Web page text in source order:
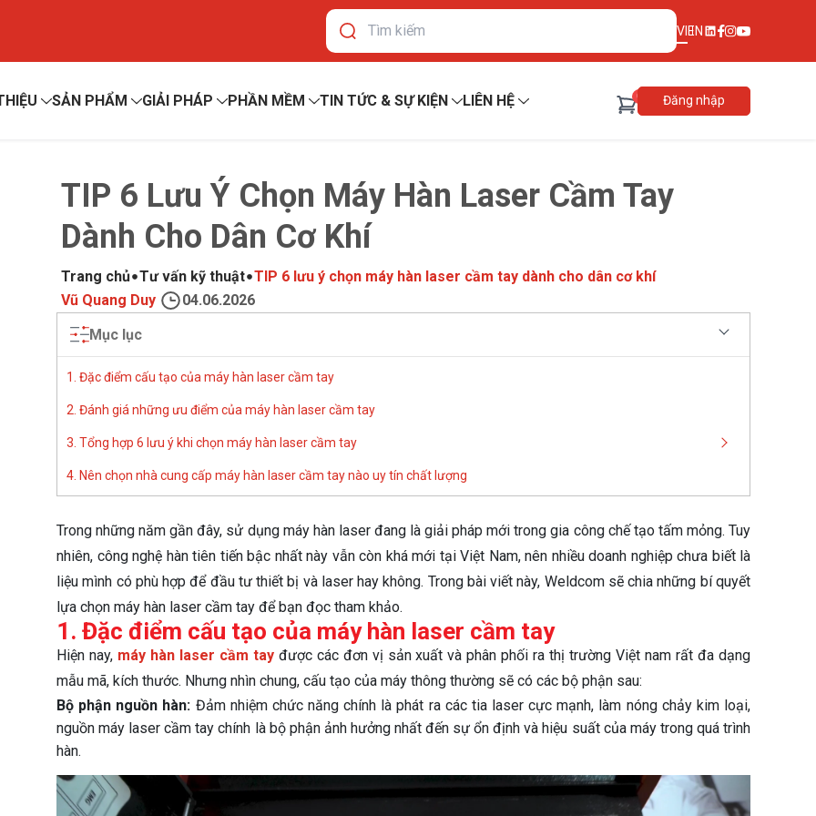
VIEN
SẢN PHẨM GIẢI PHÁP PHẦN MỀM TIN TỨC & SỰ KIỆN LIÊN HỆ 0 Đăng nhập
TIP 6 Lưu Ý Chọn Máy Hàn Laser Cầm Tay
Dành Cho Dân Cơ Khí
Trang chủ Tư vấn kỹ thuật TIP 6 lưu ý chọn máy hàn laser cầm tay dành cho dân cơ khí
Vũ Quang Duy
04.06.2026
Mục lục
1. Đặc điểm cấu tạo của máy hàn laser cầm tay
2. Đánh giá những ưu điểm của máy hàn laser cầm tay
3. Tổng hợp 6 lưu ý khi chọn máy hàn laser cầm tay
4. Nên chọn nhà cung cấp máy hàn laser cầm tay nào uy tín chất lượng
Trong những năm gần đây, sử dụng máy hàn laser đang là giải pháp mới trong gia công chế tạo tấm mỏng. Tuy
nhiên, công nghệ hàn tiên tiến bậc nhất này vẫn còn khá mới tại Việt Nam, nên nhiều doanh nghiệp chưa biết là
liệu mình có phù hợp để đầu tư thiết bị và laser hay không. Trong bài viết này, Weldcom sẽ chia những bí quyết
lựa chọn máy hàn laser cầm tay để bạn đọc tham khảo.
1. Đặc điểm cấu tạo của máy hàn laser cầm tay
Hiện nay, máy hàn laser cầm tayđược các đơn vị sản xuất và phân phối ra thị trường Việt nam rất đa dạng
mẫu mã, kích thước. Nhưng nhìn chung, cấu tạo của máy thông thường sẽ có các bộ phận sau:
Bộ phận nguồn hàn: Đảm nhiệm chức năng chính là phát ra các tia laser cực mạnh, làm nóng chảy kim loại,
nguồn máy laser cầm tay chính là bộ phận ảnh hưởng nhất đến sự ổn định và hiệu suất của máy trong quá trình
hàn.